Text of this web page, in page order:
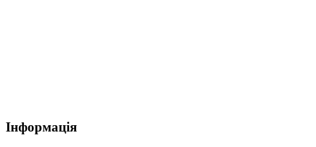
Інформація